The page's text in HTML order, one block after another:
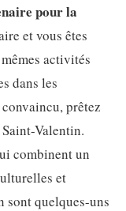
pour la
et vous êtes
activités
dans les
prêtez
Valentin.
combinent un
et
sont quelques-uns